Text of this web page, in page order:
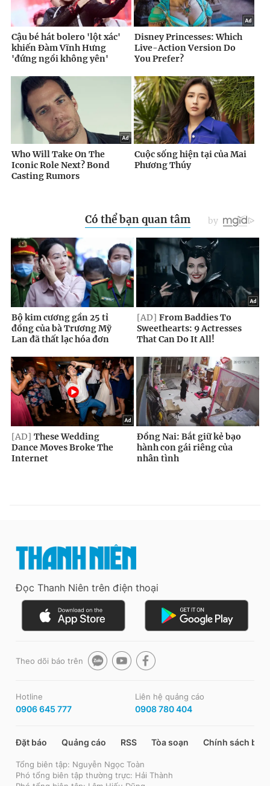
Đọc Thanh Niên trên điện thoại
Theo dõi báo trên
Hotline
0906 645 777
Liên hệ quảng cáo
0908 780 404
Đặt báo Quảng cáo RSS Tòa soạn Chính sách bảo
Tổng biên tập: Nguyễn Ngọc Toàn
Phó tổng biên tập thường trực: Hải Thành